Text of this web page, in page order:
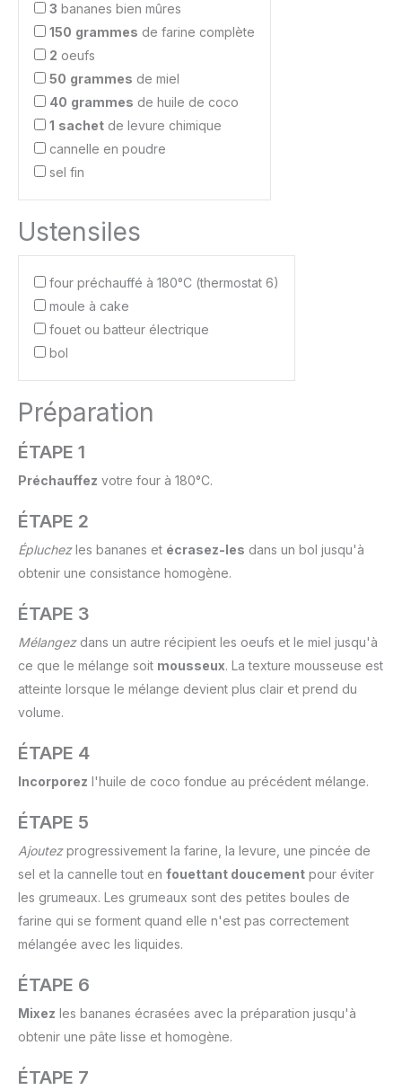
3 bananes bien mûres
150 grammes de farine complète
2 oeufs
50 grammes de miel
40 grammes de huile de coco
1 sachet de levure chimique
cannelle en poudre
sel fin
Ustensiles
four préchauffé à 180°C (thermostat 6)
moule à cake
fouet ou batteur électrique
bol
Préparation
ÉTAPE 1
Préchauffez votre four à 180°C.
ÉTAPE 2
Épluchezles bananes et écrasez-les dans un bol jusqu'à
obtenir une consistance homogène.
ÉTAPE 3
Mélangezdans un autre récipient les oeufs et le miel jusqu'à
ce que le mélange soit mousseux. La texture mousseuse est
atteinte lorsque le mélange devient plus clair et prend du
volume.
ÉTAPE 4
Incorporez l'huile de coco fondue au précédent mélange.
ÉTAPE 5
Ajoutezprogressivement la farine, la levure, une pincée de
sel et la cannelle tout en fouettant doucement pour éviter
les grumeaux. Les grumeaux sont des petites boules de
farine qui se forment quand elle n'est pas correctement
mélangée avec les liquides.
ÉTAPE 6
Mixez les bananes écrasées avec la préparation jusqu'à
obtenir une pâte lisse et homogène.
ÉTAPE 7